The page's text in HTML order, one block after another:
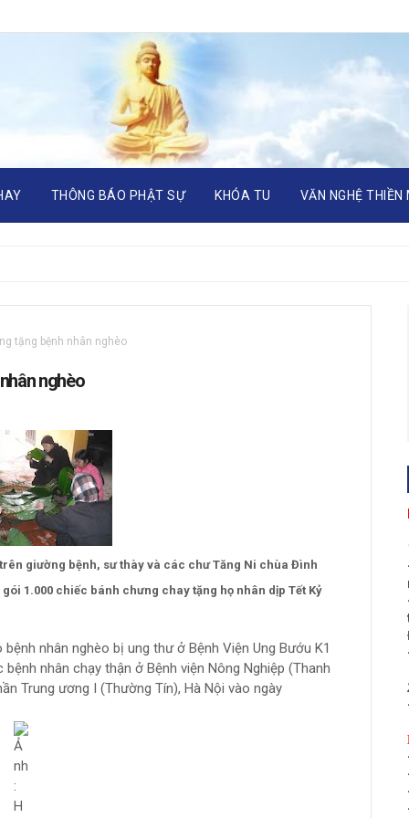
THÔNG BÁO PHẬT SỰ KHÓA TU VĂN NGHỆ THIỀN
tặng bệnh nhân nghèo
nghèo
giường bệnh, sư thày và các chư Tăng Ni chùa Đình
1.000 chiếc bánh chưng chay tặng họ nhân dịp Tết Kỷ
nhân nghèo bị ung thư ở Bệnh Viện Ung Bướu K1
nhân chạy thận ở Bệnh viện Nông Nghiệp (Thanh
Trung ương I (Thường Tín), Hà Nội vào ngày